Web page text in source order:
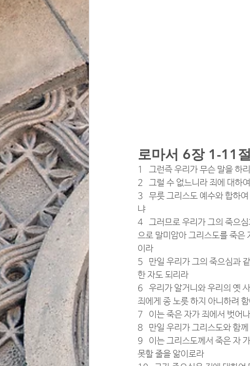
로마서 6장 1-11절
1   그런즉 우리가 무슨 말을 하
2   그럴 수 없느니라 죄에 대하
3   무릇 그리스도 예수와 합하
냐
4   그러므로 우리가 그의 죽으
으로 말미암아 그리스도를 죽은
이라
5   만일 우리가 그의 죽으심과
한 자도 되리라
6   우리가 알거니와 우리의 옛
죄에게 종 노릇 하지 아니하려 함
7   이는 죽은 자가 죄에서 벗어
8   만일 우리가 그리스도와 함
9   이는 그리스도께서 죽은 자
못할 줄을 앎이로라